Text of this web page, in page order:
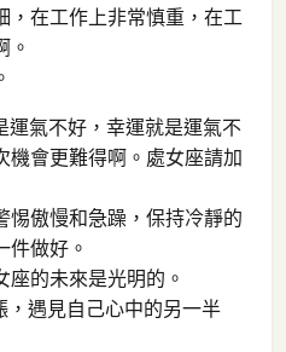
，在工作上非常慎重，在工
。
運氣不好，幸運就是運氣不
機會更難得啊。處女座請加
惕傲慢和急躁，保持冷靜的
件做好。
的未來是光明的。
，遇見自己心中的另一半